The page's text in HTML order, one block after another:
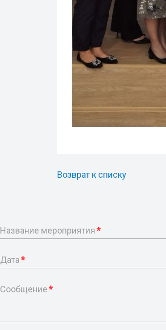
Возврат к списку
Название мероприятия*
Дата*
Сообщение*